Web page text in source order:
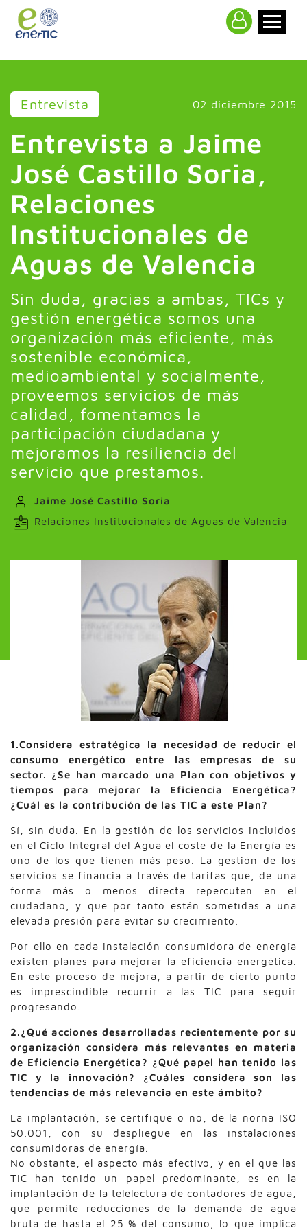
Entrevista 02 diciembre 2015
Entrevista a Jaime
José Castillo Soria,
Relaciones
Institucionales de
Aguas de Valencia
Sin duda, gracias a ambas, TICs y
gestión energética somos una
organización más eficiente, más
sostenible económica,
medioambiental y socialmente,
proveemos servicios de más
calidad, fomentamos la
participación ciudadana y
mejoramos la resiliencia del
servicio que prestamos.
Jaime José Castillo Soria
Relaciones Institucionales de Aguas de Valencia
1.Considera estratégica la necesidad de reducir el
consumo energético entre las empresas de su
sector. ¿Se han marcado una Plan con objetivos y
tiempos para mejorar la Eficiencia Energética?
¿Cuál es la contribución de las TIC a este Plan?
Sí, sin duda. En la gestión de los servicios incluidos
en el Ciclo Integral del Agua el coste de la Energía es
uno de los que tienen más peso. La gestión de los
servicios se financia a través de tarifas que, de una
forma más o menos directa repercuten en el
ciudadano, y que por tanto están sometidas a una
elevada presión para evitar su crecimiento.
Por ello en cada instalación consumidora de energía
existen planes para mejorar la eficiencia energética.
En este proceso de mejora, a partir de cierto punto
es imprescindible recurrir a las TIC para seguir
progresando.
2.¿Qué acciones desarrolladas recientemente por su
organización considera más relevantes en materia
de Eficiencia Energética? ¿Qué papel han tenido las
TIC y la innovación? ¿Cuáles considera son las
tendencias de más relevancia en este ámbito?
La implantación, se certifique o no, de la norna ISO
50.001, con su despliegue en las instalaciones
consumidoras de energía.
No obstante, el aspecto más efectivo, y en el que las
TIC han tenido un papel predominante, es en la
implantación de la telelectura de contadores de agua,
que permite reducciones de la demanda de agua
bruta de hasta el 25 % del consumo, lo que implica